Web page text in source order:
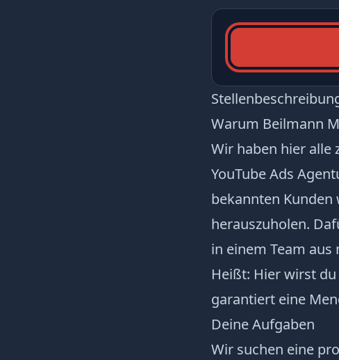
Warum Beilmann
Wir haben hier alle
YouTube Ads
bekannten Kunden
herauszuholen.
in einem Team
Heißt: Hier wirst
garantiert eine
Deine Aufgaben
Wir suchen eine